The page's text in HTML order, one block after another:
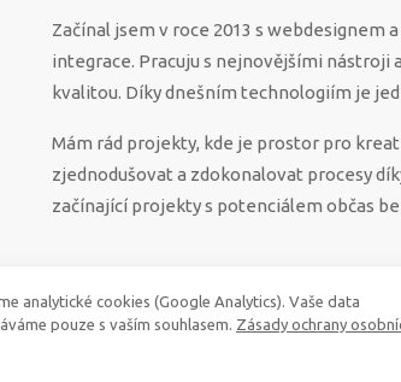
Začínal jsem v roce 2013 s webdesignem
integrace. Pracuju s nejnovějšími nástroji
kvalitou. Díky dnešním technologiím je
Mám rád projekty, kde je prostor pro
zjednodušovat a zdokonalovat procesy
začínající projekty s potenciálem občas
analytické cookies (Google Analytics). Vaše data
pouze s vaším souhlasem. Zásady ochrany